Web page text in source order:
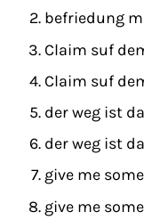
befriedung
Claim suf
Claim suf
der weg ist
der weg ist
give me
give me